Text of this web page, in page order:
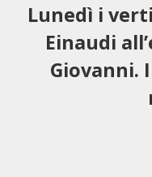
Lunedì i
Einaudi
Giovanni.